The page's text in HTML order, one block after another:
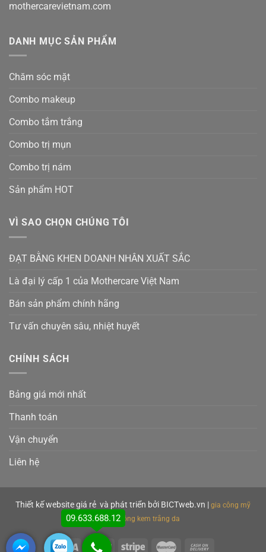
mothercarevietnam.com
DANH MỤC SẢN PHẨM
Chăm sóc mặt
Combo makeup
Combo tắm trắng
Combo trị mụn
Combo trị nám
Sản phẩm HOT
VÌ SAO CHỌN CHÚNG TÔI
ĐẠT BẰNG KHEN DOANH NHÂN XUẤT SẮC
Là đại lý cấp 1 của Mothercare Việt Nam
Bán sản phẩm chính hãng
Tư vấn chuyên sâu, nhiệt huyết
CHÍNH SÁCH
Bảng giá mới nhất
Thanh toán
Vận chuyển
Liên hệ
Thiết kế website giá rẻ và phát triển bởi BICTweb.vn | gia công mỹ
phẩm gia công kem trắng da
09.633.688.12